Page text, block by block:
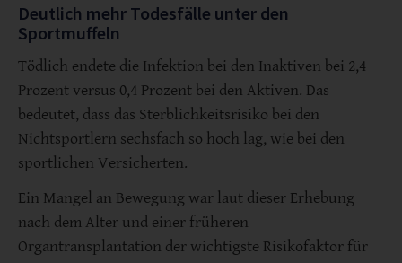
Deutlich mehr Todesfälle unter den
Sportmuffeln
Tödlich endete die Infektion bei den Inaktiven bei 2,4
Prozent versus 0,4 Prozent bei den Aktiven. Das
bedeutet, dass das Sterblichkeitsrisiko bei den
Nichtsportlern sechsfach so hoch lag, wie bei den
sportlichen Versicherten.
Ein Mangel an Bewegung war laut dieser Erhebung
nach dem Alter und einer früheren
Organtransplantation der wichtigste Risikofaktor für